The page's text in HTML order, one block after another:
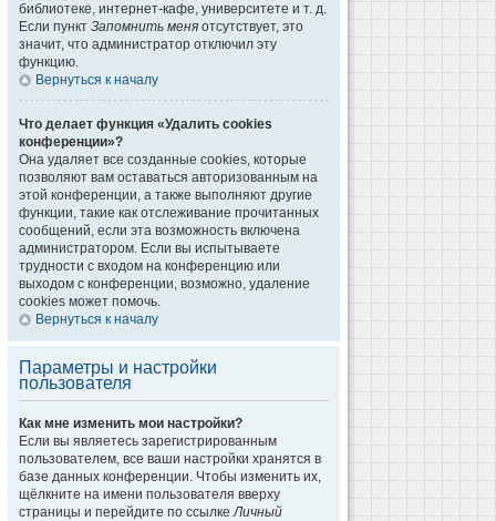
библиотеке, интернет-кафе, университете и т. д.
Если пункт Запомнить меня отсутствует, это
значит, что администратор отключил эту
функцию.
Вернуться к началу
Что делает функция «Удалить cookies
конференции»?
Она удаляет все созданные cookies, которые
позволяют вам оставаться авторизованным на
этой конференции, а также выполняют другие
функции, такие как отслеживание прочитанных
сообщений, если эта возможность включена
администратором. Если вы испытываете
трудности с входом на конференцию или
выходом с конференции, возможно, удаление
cookies может помочь.
Вернуться к началу
Параметры и настройки
пользователя
Как мне изменить мои настройки?
Если вы являетесь зарегистрированным
пользователем, все ваши настройки хранятся в
базе данных конференции. Чтобы изменить их,
щёлкните на имени пользователя вверху
страницы и перейдите по ссылкеЛичный